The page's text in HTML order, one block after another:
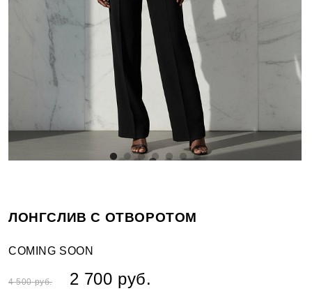
ЛОНГСЛИВ С ОТВОРОТОМ
COMING SOON
4 500 руб. 2 700 руб.